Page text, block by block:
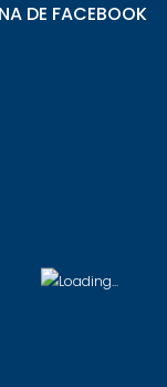
DE FACEBOOK